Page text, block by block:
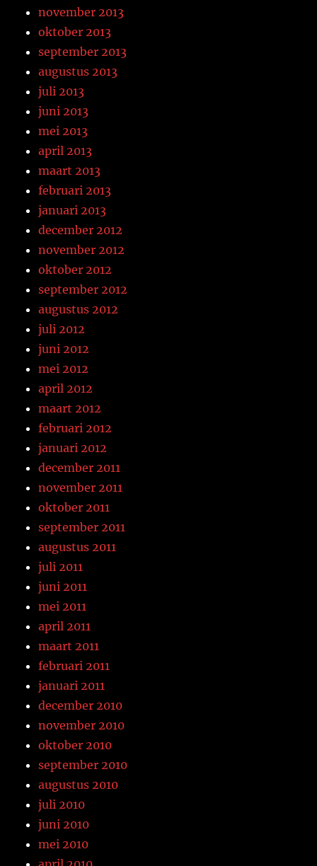
november 2013
oktober 2013
september 2013
augustus 2013
juli 2013
juni 2013
mei 2013
april 2013
maart 2013
februari 2013
januari 2013
december 2012
november 2012
oktober 2012
september 2012
augustus 2012
juli 2012
juni 2012
mei 2012
april 2012
maart 2012
februari 2012
januari 2012
december 2011
november 2011
oktober 2011
september 2011
augustus 2011
juli 2011
juni 2011
mei 2011
april 2011
maart 2011
februari 2011
januari 2011
december 2010
november 2010
oktober 2010
september 2010
augustus 2010
juli 2010
juni 2010
mei 2010